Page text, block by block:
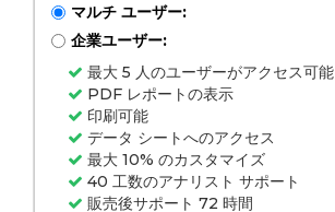
マルチ ユーザー:
企業ユーザー:
最大 5 人のユーザーがアクセス可能
PDF レポートの表示
印刷可能
データ シートへのアクセス
最大 10% のカスタマイズ
40 工数のアナリスト サポート
販売後サポート 72 時間